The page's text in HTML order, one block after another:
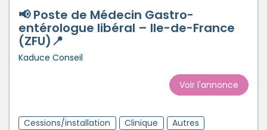
📢 Poste de Médecin Gastro-
entérologue libéral – Ile-de-France
(ZFU)📍
Kaduce Conseil
Voir l'annonce
Cessions/installation Clinique
Autres